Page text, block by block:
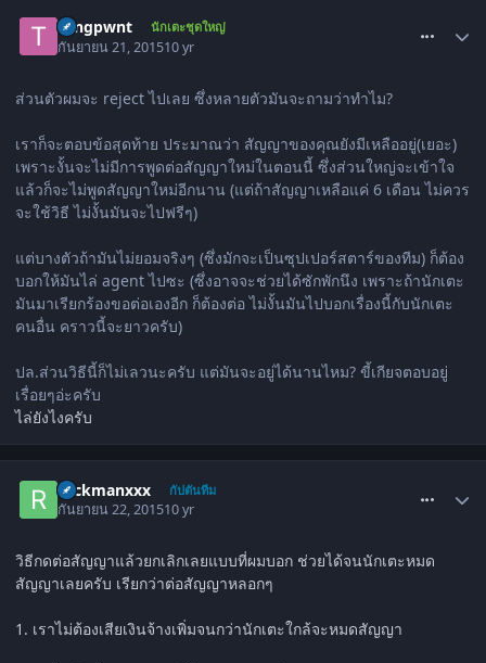
tongpwnt นักเตะชุดใหญ่
กันยายน 21, 201510 yr
ส่วนตัวผมจะ reject ไปเลย ซึ่งหลายตัวมันจะถามว่าทำไม?
เราก็จะตอบข้อสุดท้าย ประมาณว่า สัญญาของคุณยังมีเหลืออยู่(เยอะ)
เพราะงั้นจะไม่มีการพูดต่อสัญญาใหม่ในตอนนี้ ซึ่งส่วนใหญ่จะเข้าใจ
แล้วก็จะไม่พูดสัญญาใหม่อีกนาน (แต่ถ้าสัญญาเหลือแค่ 6 เดือน ไม่ควร
จะใช้วิธี ไม่งั้นมันจะไปฟรีๆ)
แต่บางตัวถ้ามันไม่ยอมจริงๆ (ซึ่งมักจะเป็นซุปเปอร์สตาร์ของทีม) ก็ต้อง
บอกให้มันไล่ agent ไปซะ (ซึ่งอาจจะช่วยได้ซักพักนึง เพราะถ้านักเตะ
มันมาเรียกร้องขอต่อเองอีก ก็ต้องต่อ ไม่งั้นมันไปบอกเรื่องนี้กับนักเตะ
คนอื่น คราวนี้จะยาวครับ)
ปล.ส่วนวิธีนี้ก็ไม่เลวนะครับ แต่มันจะอยู่ได้นานไหม? ขี้เกียจตอบอยู่
เรื่อยๆอ่ะครับ
ไล่ยังไงครับ
rockmanxxx กัปตันทีม
กันยายน 22, 201510 yr
วิธีกดต่อสัญญาแล้วยกเลิกเลยแบบที่ผมบอก ช่วยได้จนนักเตะหมด
สัญญาเลยครับ เรียกว่าต่อสัญญาหลอกๆ
1. เราไม่ต้องเสียเงินจ้างเพิ่มจนกว่านักเตะใกล้จะหมดสัญญา